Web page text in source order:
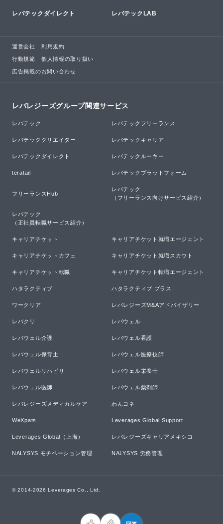
レバテックダイレクト レバテックLAB
運営会社 利用規約
行動規範 個人情報の取り扱い
広告掲載のお問い合わせ
レバレジーズグループ関連サービス
レバテック レバテックフリーランス
レバテッククリエイター レバテックキャリア
レバテックダイレクト レバテックルーキー
teratail レバテックプラットフォーム
フリーランスHub
レバテック
（フリーランス向けサービス紹介）
レバテック
（正社員転職サービス紹介）
キャリアチケット キャリアチケット就職エージェント
キャリアチケットカフェ キャリアチケット就職スカウト
キャリアチケット転職 キャリアチケット転職エージェント
ハタラクティブ ハタラクティブ プラス
ワークリア レバレジーズM&Aアドバイザリー
レバクリ レバウェル
レバウェル介護 レバウェル看護
レバウェル保育士 レバウェル医療技師
レバウェルリハビリ レバウェル栄養士
レバウェル医師 レバウェル薬剤師
レバレジーズメディカルケア わんコネ
WeXpats Leverages Global Support
Leverages Global（上海） レバレジーズキャリアメキシコ
NALYSYS モチベーション管理 NALYSYS 労務管理
© 2014-2026 Leverages Co., Ltd.